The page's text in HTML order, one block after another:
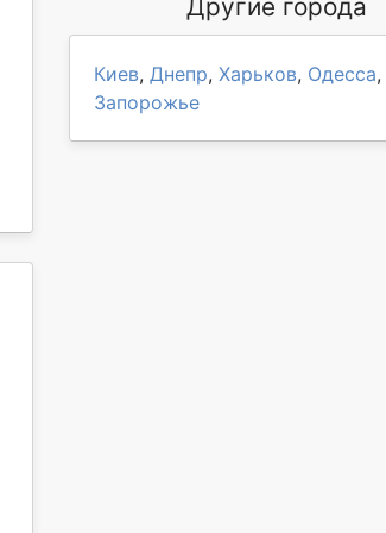
Другие города
Киев, Днепр, Харьков, Одесса,
Запорожье